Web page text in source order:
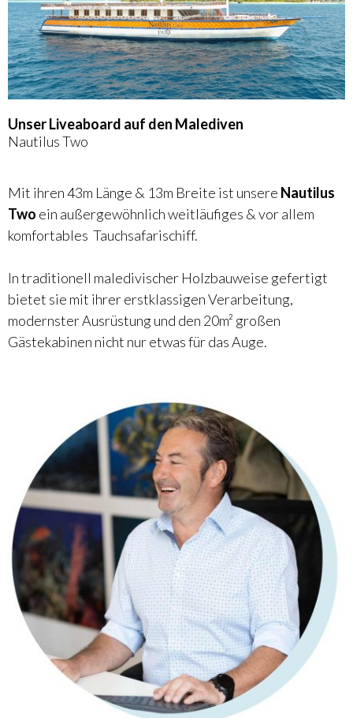
Unser Liveaboard auf den Malediven
Nautilus Two
Mit ihren 43m Länge & 13m Breite ist unsere Nautilus
Two ein außergewöhnlich weitläufiges & vor allem
komfortables Tauchsafarischiff.
In traditionell maledivischer Holzbauweise gefertigt
bietet sie mit ihrer erstklassigen Verarbeitung,
modernster Ausrüstung und den 20m² großen
Gästekabinen nicht nur etwas für das Auge.